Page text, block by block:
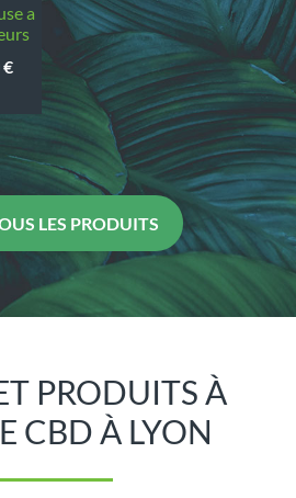
€
LES PRODUITS
PRODUITS À
CBD À LYON